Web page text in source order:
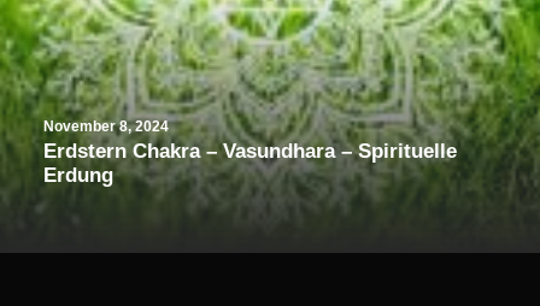
November 8, 2024
Erdstern Chakra – Vasundhara – Spirituelle
Erdung